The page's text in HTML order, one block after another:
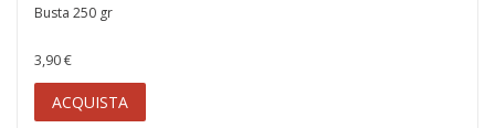
Busta 250 gr
3,90 €
ACQUISTA